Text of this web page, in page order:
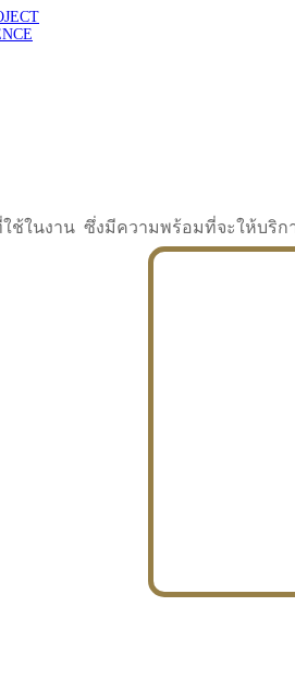
ในงาน ซึ่งมีความพร้อมที่จะให้บริก